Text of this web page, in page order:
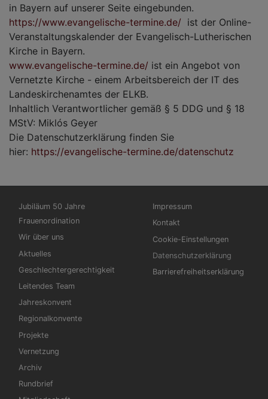
in Bayern auf unserer Seite eingebunden.
https://www.evangelische-termine.de/ ist der Online-
Veranstaltungskalender der Evangelisch-Lutherischen
Kirche in Bayern.
www.evangelische-termine.de/ ist ein Angebot von
Vernetzte Kirche - einem Arbeitsbereich der IT des
Landeskirchenamtes der ELKB.
Inhaltlich Verantwortlicher gemäß § 5 DDG und § 18
MStV: Miklós Geyer
Die Datenschutzerklärung finden Sie
hier: https://evangelische-termine.de/datenschutz
Hauptnavigation
Jubiläum 50 Jahre
Frauenordination
Wir über uns
Aktuelles
Geschlechtergerechtigkeit
Leitendes Team
Jahreskonvent
Regionalkonvente
Projekte
Vernetzung
Archiv
Rundbrief
Fußbereichsmenü
Impressum
Kontakt
Cookie-Einstellungen
Datenschutzerklärung
Barrierefreiheitserklärung